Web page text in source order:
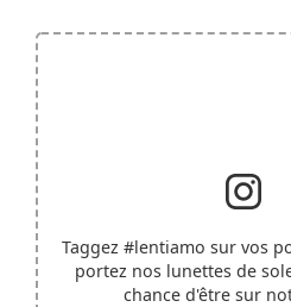
Taggez #lentiamo sur vos
portez nos lunettes de
chance d'être sur